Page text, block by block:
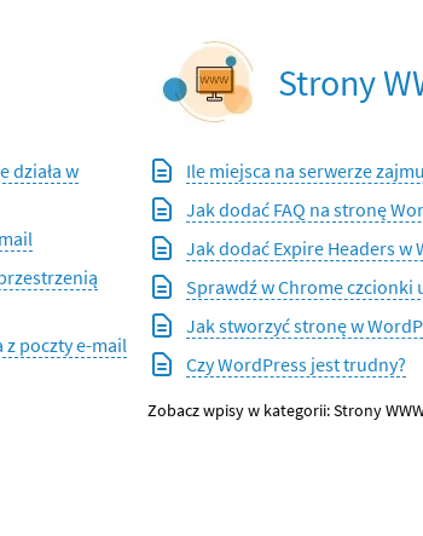
działa w
z poczty e-mail
Strony
Ile miejsca na serwerze
Jak dodać FAQ na stronę
Jak dodać Expire Headers w
Sprawdź w Chrome czcionki
Jak stworzyć stronę w
Czy WordPress jest trudny?
Zobacz wpisy w kategorii: Strony